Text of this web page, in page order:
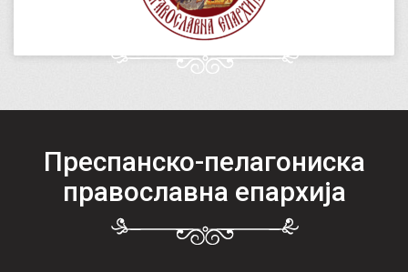
Преспанско-пелагониска
православна епархија